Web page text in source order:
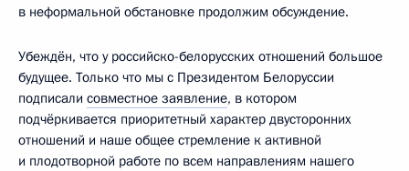
в неформальной обстановке продолжим обсуждение.
Убеждён, что у российско-белорусских отношений большое
будущее. Только что мы с Президентом Белоруссии
подписали совместное заявление, в котором
подчёркивается приоритетный характер двусторонних
отношений и наше общее стремление к активной
и плодотворной работе по всем направлениям нашего